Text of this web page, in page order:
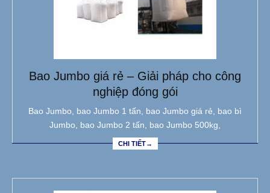
Bao Jumbo giá rẻ – Giải pháp cho công
nghiệp đóng gói
Bao Jumbo, bao Jumbo 1 tấn, bao Jumbo giá rẻ, bao bì
Jumbo, bao Jumbo 2 tấn, bao Jumbo 500kg,
CHI TIẾT→